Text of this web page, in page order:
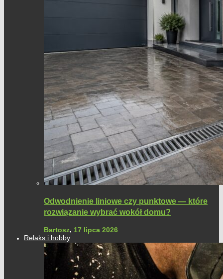
Odwodnienie liniowe czy punktowe — które
rozwiązanie wybrać wokół domu?
Bartosz, 17 lipca 2026
Relaks i hobby